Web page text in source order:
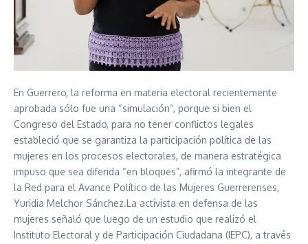
En Guerrero, la reforma en materia electoral recientemente
aprobada sólo fue una “simulación”, porque si bien el
Congreso del Estado, para no tener conflictos legales
estableció que se garantiza la participación política de las
mujeres en los procesos electorales, de manera estratégica
impuso que sea diferida “en bloques”, afirmó la integrante de
la Red para el Avance Político de las Mujeres Guerrerenses,
Yuridia Melchor Sánchez.La activista en defensa de las
mujeres señaló que luego de un estudio que realizó el
Instituto Electoral y de Participación Ciudadana (IEPC), a través